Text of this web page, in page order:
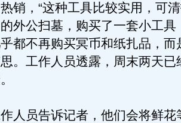
销，“这种工具比较实用，可
外公扫墓，购买了一套小工具
都不再购买冥币和纸扎品，而
。工作人员透露，周末两天已
员告诉记者，他们会将鲜花